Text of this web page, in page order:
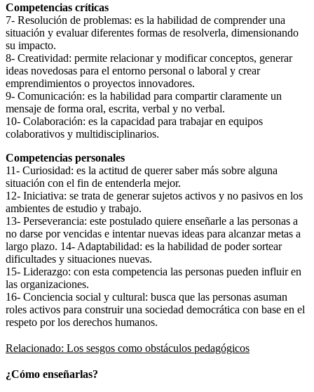
Competencias críticas
7- Resolución de problemas: es la habilidad de comprender una
situación y evaluar diferentes formas de resolverla, dimensionando
su impacto.
8- Creatividad: permite relacionar y modificar conceptos, generar
ideas novedosas para el entorno personal o laboral y crear
emprendimientos o proyectos innovadores.
9- Comunicación: es la habilidad para compartir claramente un
mensaje de forma oral, escrita, verbal y no verbal.
10- Colaboración: es la capacidad para trabajar en equipos
colaborativos y multidisciplinarios.
Competencias personales
11- Curiosidad: es la actitud de querer saber más sobre alguna
situación con el fin de entenderla mejor.
12- Iniciativa: se trata de generar sujetos activos y no pasivos en los
ambientes de estudio y trabajo.
13- Perseverancia: este postulado quiere enseñarle a las personas a
no darse por vencidas e intentar nuevas ideas para alcanzar metas a
largo plazo. 14- Adaptabilidad: es la habilidad de poder sortear
dificultades y situaciones nuevas.
15- Liderazgo: con esta competencia las personas pueden influir en
las organizaciones.
16- Conciencia social y cultural: busca que las personas asuman
roles activos para construir una sociedad democrática con base en el
respeto por los derechos humanos.
Relacionado: Los sesgos como obstáculos pedagógicos
¿Cómo enseñarlas?